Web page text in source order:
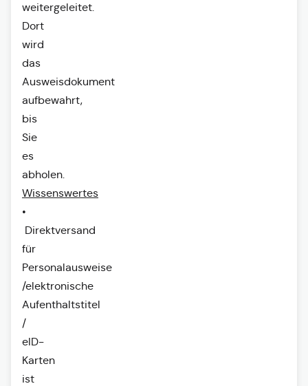
weitergeleitet.
Dort
wird
das
Ausweisdokument
aufbewahrt,
bis
Sie
es
abholen.
Wissenswertes
•
Direktversand
für
Personalausweise
/elektronische
Aufenthaltstitel
/
eID-
Karten
ist